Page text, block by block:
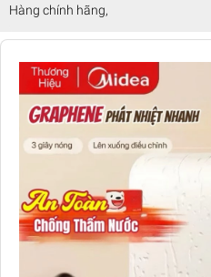
Hàng chính hãng,